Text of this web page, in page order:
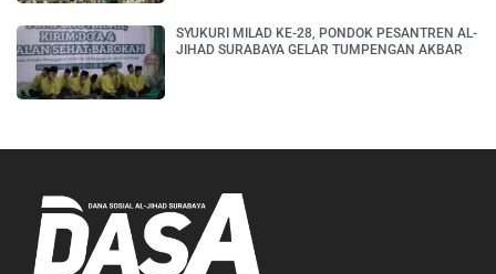
SYUKURI MILAD KE-28, PONDOK PESANTREN AL-
JIHAD SURABAYA GELAR TUMPENGAN AKBAR